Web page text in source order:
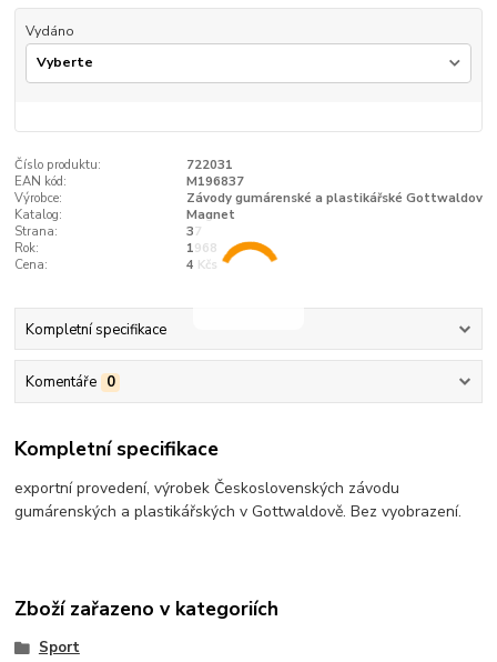
Vydáno
Číslo produktu:
722031
EAN kód:
M196837
Výrobce:
Závody gumárenské a plastikářské Gottwaldov
Katalog:
Magnet
Strana:
37
Rok:
1968
Cena:
4 Kčs
Kompletní specifikace
Komentáře 0
Kompletní specifikace
exportní provedení, výrobek Československých závodu
gumárenských a plastikářských v Gottwaldově. Bez vyobrazení.
Zboží zařazeno v kategoriích
Sport